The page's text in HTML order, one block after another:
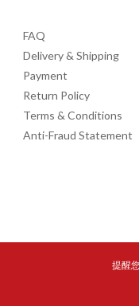
FAQ
Delivery & Shipping
Payment
Return Policy
Terms & Conditions
Anti-Fraud Statement
提醒